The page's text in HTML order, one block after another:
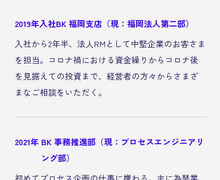
2019年入社BK 福岡支店（現：福岡法人第二部）
入社から2年半、法人RMとして中堅企業のお客さま
を担当。コロナ禍における資金繰りからコロナ後
を見据えての投資まで、経営者の方々からさまざ
まなご相談をいただく。
2021年 BK 事務推進部（現：プロセスエンジニアリ
ング部）